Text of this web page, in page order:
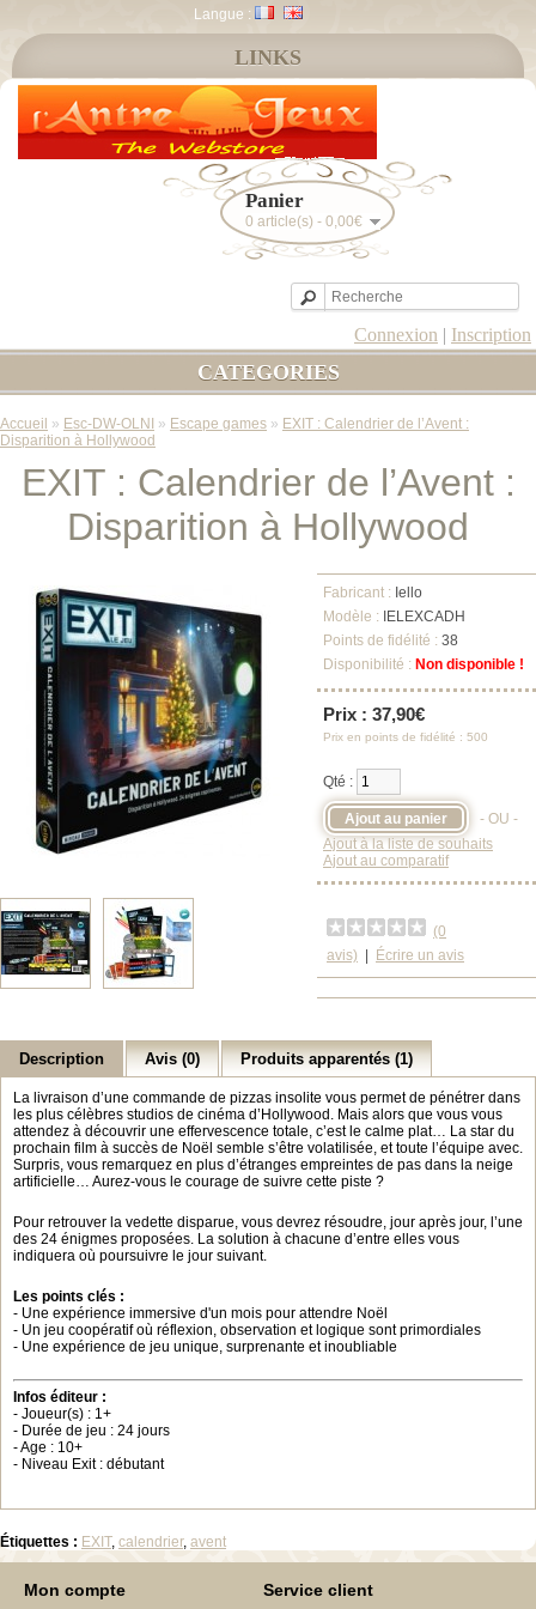
Langue :
Panier
0 article(s) - 0,00€
Connexion | Inscription
LINKS
CATEGORIES
Accueil » Esc-DW-OLNI » Escape games » EXIT : Calendrier de l’Avent :
Disparition à Hollywood
EXIT : Calendrier de l’Avent :
Disparition à Hollywood
Fabricant : Iello
Modèle : IELEXCADH
Points de fidélité : 38
Disponibilité : Non disponible !
Prix : 37,90€
Prix en points de fidélité : 500
Qté :
- OU -
Ajout à la liste de souhaits
Ajout au comparatif
(0
avis)
Écrire un avis
Description Avis (0) Produits apparentés (1)
La livraison d’une commande de pizzas insolite vous permet de pénétrer dans
les plus célèbres studios de cinéma d’Hollywood. Mais alors que vous vous
attendez à découvrir une effervescence totale, c’est le calme plat… La star du
prochain film à succès de Noël semble s’être volatilisée, et toute l’équipe avec.
Surpris, vous remarquez en plus d’étranges empreintes de pas dans la neige
artificielle… Aurez-vous le courage de suivre cette piste ?
Pour retrouver la vedette disparue, vous devrez résoudre, jour après jour, l’une
des 24 énigmes proposées. La solution à chacune d’entre elles vous
indiquera où poursuivre le jour suivant.
Les points clés :
- Une expérience immersive d'un mois pour attendre Noël
- Un jeu coopératif où réflexion, observation et logique sont primordiales
- Une expérience de jeu unique, surprenante et inoubliable
Infos éditeur :
- Joueur(s) : 1+
- Durée de jeu : 24 jours
- Age : 10+
- Niveau Exit : débutant
Étiquettes : EXIT, calendrier, avent
Mon compte Service client